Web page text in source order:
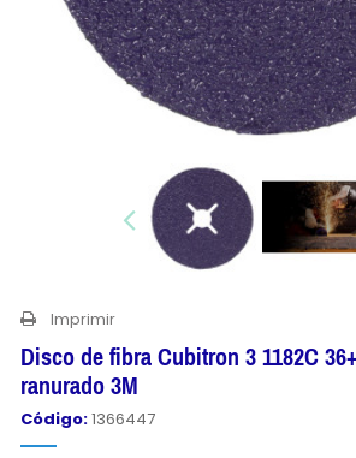
Imprimir
Disco de fibra Cubitron 3 1182C
ranurado 3M
Código:1366447